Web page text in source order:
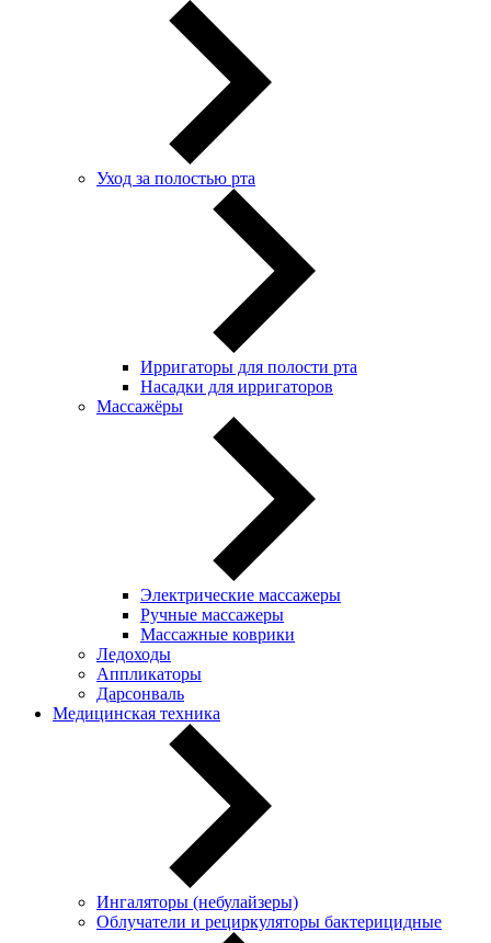
Уход за полостью рта
Ирригаторы для полости рта
Насадки для ирригаторов
Массажёры
Электрические массажеры
Ручные массажеры
Массажные коврики
Ледоходы
Аппликаторы
Дарсонваль
Медицинская техника
Ингаляторы (небулайзеры)
Oблучатели и рециркуляторы бактерицидные